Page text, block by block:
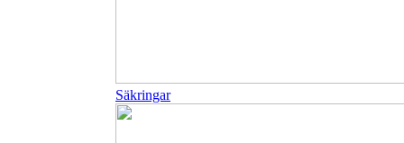
Säkringar